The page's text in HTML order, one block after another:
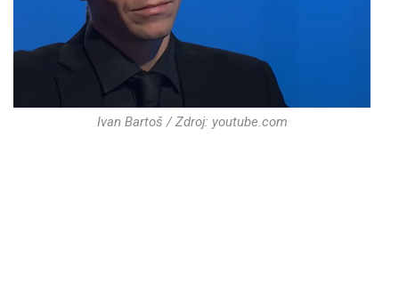
Ivan Bartoš / Zdroj: youtube.com